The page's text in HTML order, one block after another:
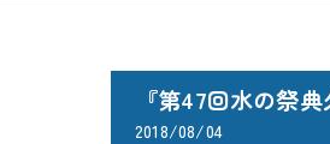
『第47回水の祭
2018/08/04